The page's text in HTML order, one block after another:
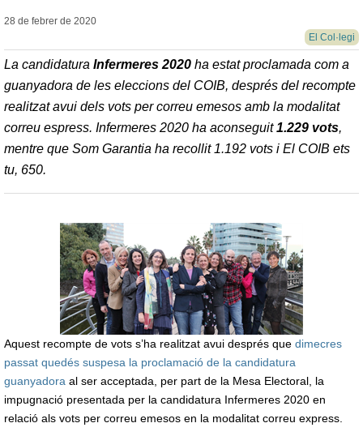
28 de febrer de 2020
El Col·legi
La candidatura Infermeres 2020 ha estat proclamada com a
guanyadora de les eleccions del COIB, després del recompte
realitzat avui dels vots per correu emesos amb la modalitat
correu espress. Infermeres 2020 ha aconseguit1.229 vots,
mentre que Som Garantia ha recollit 1.192 vots i El COIB ets
tu, 650.
Aquest recompte de vots s’ha realitzat avui després que dimecres
passat quedés suspesa la proclamació de la candidatura
guanyadora al ser acceptada, per part de la Mesa Electoral, la
impugnació presentada per la candidatura Infermeres 2020 en
relació als vots per correu emesos en la modalitat correu express.